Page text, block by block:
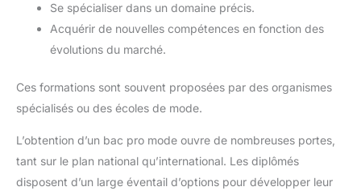
Se spécialiser dans un domaine précis.
Acquérir de nouvelles compétences en fonction des
évolutions du marché.
Ces formations sont souvent proposées par des organismes
spécialisés ou des écoles de mode.
L’obtention d’un bac pro mode ouvre de nombreuses portes,
tant sur le plan national qu’international. Les diplômés
disposent d’un large éventail d’options pour développer leur